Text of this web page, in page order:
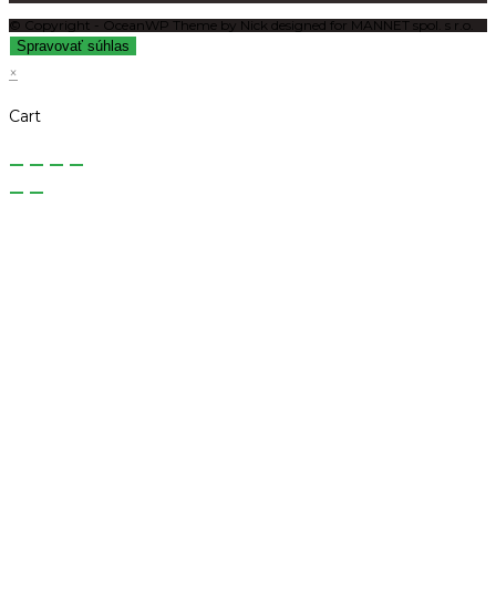
© Copyright - OceanWP Theme by Nick designed for MANNET spol. s r.o.
Spravovať súhlas
×
Cart